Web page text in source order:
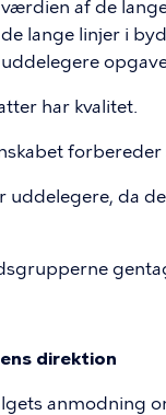
af de
lange linjer i
har kvalitet.
da
direktion
anmodning